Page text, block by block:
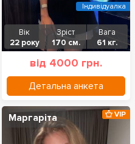
Вік
22 року
Зріст
170 см.
Вага
61 кг.
від 4000 грн.
Детальна анкета
Індивідуалка
Маргаріта VIP